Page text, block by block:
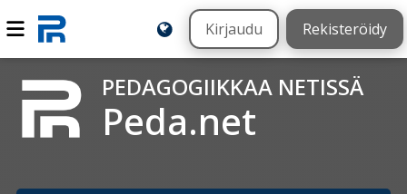
Kirjaudu Rekisteröidy
PEDAGOGIIKKAA NETISSÄ
Peda.net